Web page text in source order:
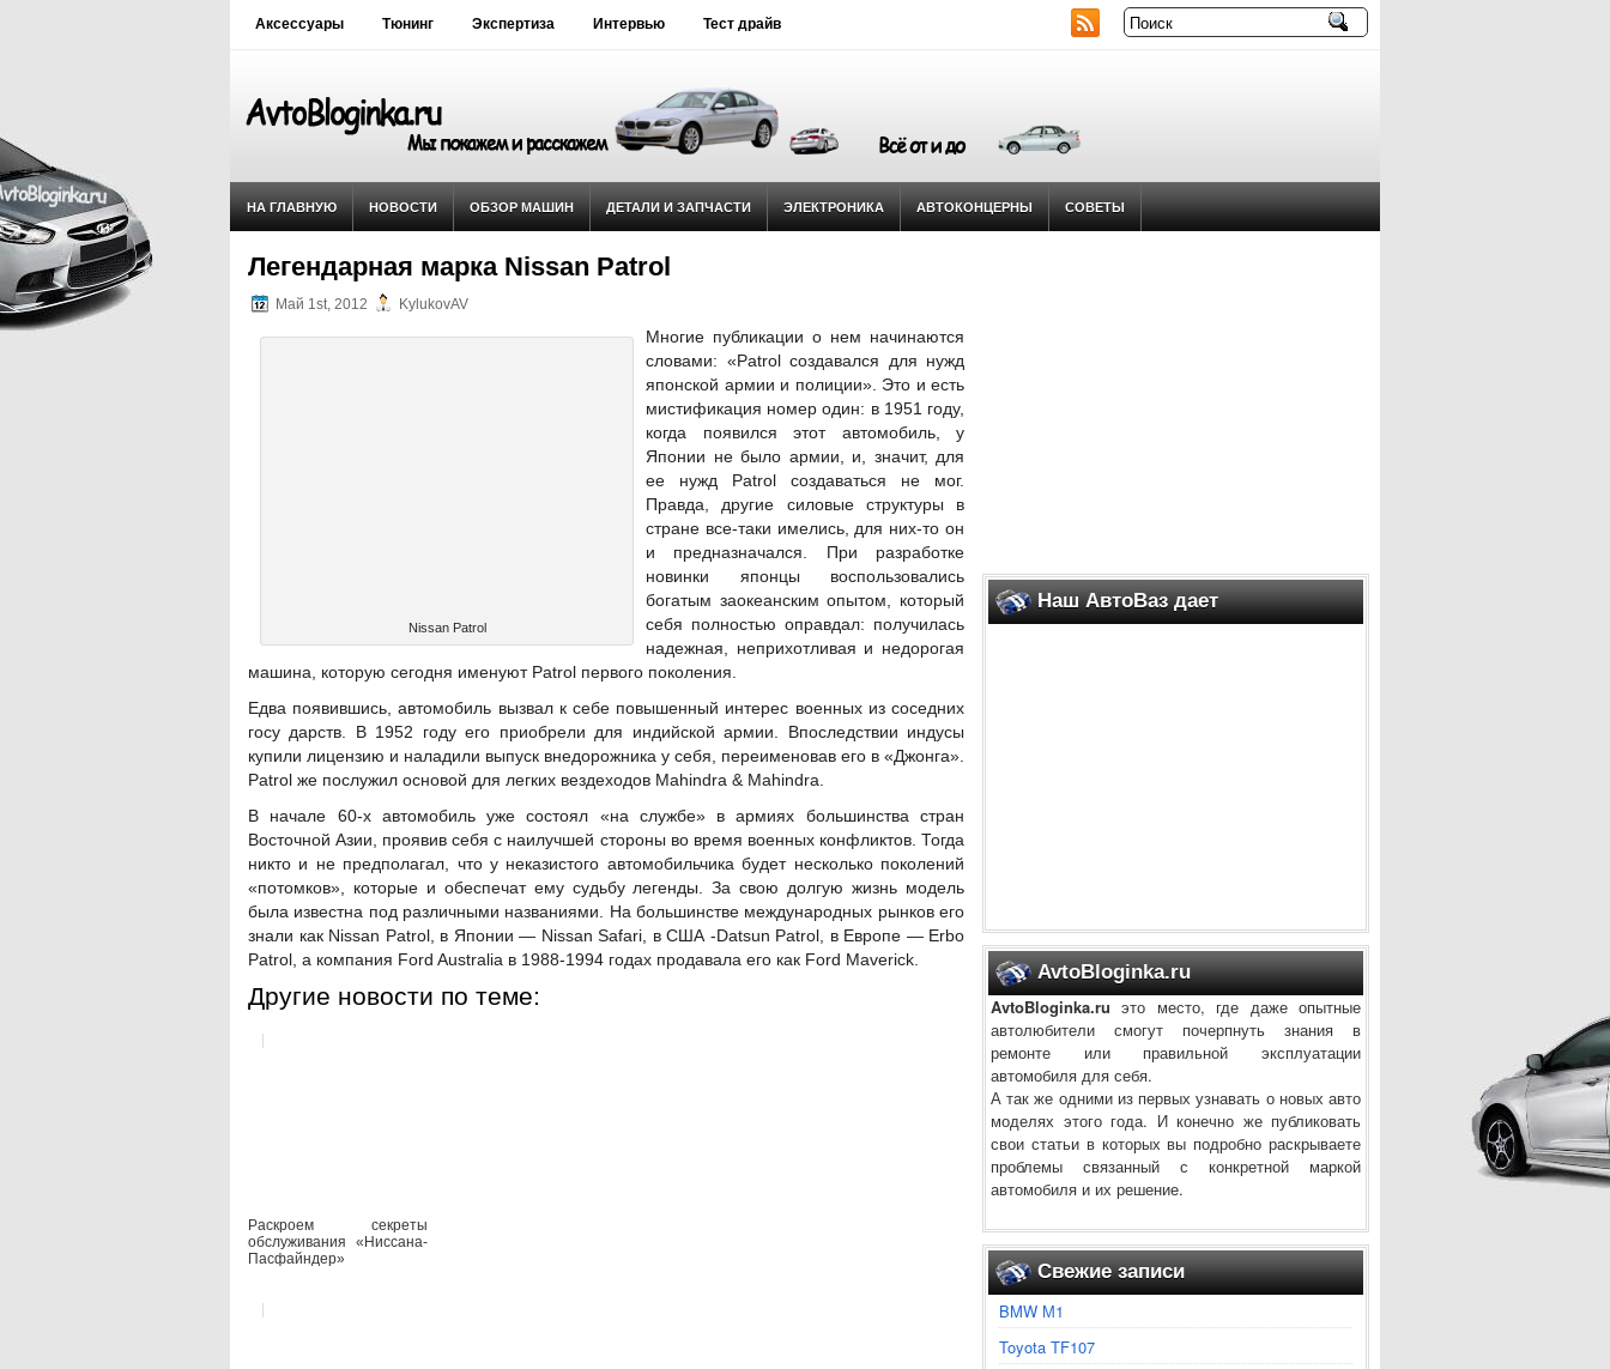
Аксессуары Тюнинг Экспертиза Интервью Тест драйв
НА ГЛАВНУЮ НОВОСТИ ОБЗОР МАШИН ДЕТАЛИ И ЗАПЧАСТИ ЭЛЕКТРОНИКА АВТОКОНЦЕРНЫ СОВЕТЫ
Легендарная марка Nissan Patrol
Май 1st, 2012 KylukovAV
Nissan Patrol
Многие публикации о нем начинаются
словами: «Patrol создавался для нужд
японской армии и полиции». Это и есть
мистификация номер один: в 1951 году,
когда появился этот автомобиль, у
Японии не было армии, и, значит, для
ее нужд Patrol создаваться не мог.
Правда, другие силовые структуры в
стране все-таки имелись, для них-то он
и предназначался. При разработке
новинки японцы воспользовались
богатым заокеанским опытом, который
себя полностью оправдал: получилась
надежная, неприхотливая и недорогая
машина, которую сегодня именуют Patrol первого поколения.
Едва появившись, автомобиль вызвал к себе повышенный интерес военных из соседних
госу дарств. В 1952 году его приобрели для индийской армии. Впоследствии индусы
купили лицензию и наладили выпуск внедорожника у себя, переименовав его в «Джонга».
Patrol же послужил основой для легких вездеходов Mahindra & Mahindra.
В начале 60-х автомобиль уже состоял «на службе» в армиях большинства стран
Восточной Азии, проявив себя с наилучшей стороны во время военных конфликтов. Тогда
никто и не предполагал, что у неказистого автомобильчика будет несколько поколений
«потомков», которые и обеспечат ему судьбу легенды. За свою долгую жизнь модель
была известна под различными названиями. На большинстве международных рынков его
знали как Nissan Patrol, в Японии — Nissan Safari, в США -Datsun Patrol, в Европе — Erbo
Patrol, а компания Ford Australia в 1988-1994 годах продавала его как Ford Maverick.
Другие новости по теме:
Раскроем секреты
обслуживания «Ниссана-
Пасфайндер»
Наш АвтоВаз дает
AvtoBloginka.ru
AvtoBloginka.ru это место, где даже опытные
автолюбители смогут почерпнуть знания в
ремонте или правильной эксплуатации
автомобиля для себя.
А так же одними из первых узнавать о новых авто
моделях этого года. И конечно же публиковать
свои статьи в которых вы подробно раскрываете
проблемы связанный с конкретной маркой
автомобиля и их решение.
Свежие записи
BMW М1
Toyota TF107